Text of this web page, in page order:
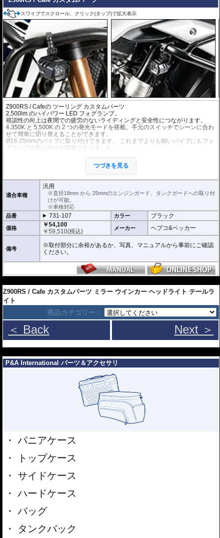
スワイプでスクロール、クリック(タップ)で拡大表示
Z900RS / Cafeの ツーリング カスタムパーツ
2,500lm のハイパワー LED フォグランプ。
視認性の向上は夜間での疲労のないライディングと安全性につながります。
4,350K と 5,500K の 2 つの発光モードを搭載。手元のスイッチでシーンに合わ
せて簡単に切り替えることができます。
Ø18-25mmのパイプに取り付けできます。 これまでよりも細いパイプにもフォ
グランプの取り付けが可能となりました。
ヘプコ&ベッカーのエンジンガードおよび、Wunderlichのエンジンガード、純
正エンジンガード等(接触物がないか事前にご確認ください)に最適です。
手元で操作可能な消灯/点灯スイッチ付属(インジケータライト機能付)。
左右2個セット。
12V / 22W (1フォグランプあたり)
つづきを見る
適合車種
汎用
※直径18mm から 25mmのエンジンガード、タンクガードへの取り付
けが可能。
※車検対応
品番
731-107 カラー ブラック
価格
￥54,100
￥59,510(税込) メーカー ヘプコ&ベッカー
備考
※取付部分に余裕があるか、写真、マニュアルから事前にご確認
ください。
Z900RS / Cafe カスタムパーツ ミラー ウインカー ヘッドライト テールラ
イト
商品カテゴリー :
＜ Back Next ＞
P&A International パーツ＆アクセサリ
パニアケース
トップケース
サイドケース
ハードケース
バッグ
タンクバック